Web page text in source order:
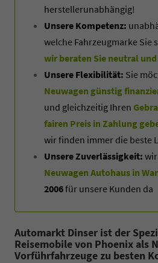
herstellerunabhängig!
Unsere Kompetenz:
welche Fahrzeugmarke Sie
wir beraten Sie neutral
Unsere Flexibilität: Sie
Neuwagen günstig
und gleichzeitig Ihren
fairen Preis in Zahlung
wir finden immer die beste
Unsere Zuverlässigkeit:
Neuwagen Autohaus in
2006für unsere Kunden da
Automarkt Dinser ist der
Reisemobile von Phoenix als
Vorführfahrzeuge zu besten